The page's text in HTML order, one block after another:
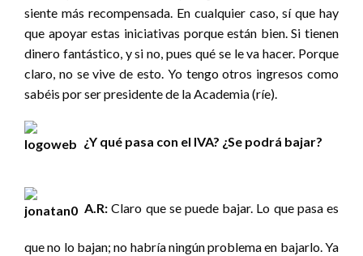
siente más recompensada. En cualquier caso, sí que hay
que apoyar estas iniciativas porque están bien. Si tienen
dinero fantástico, y si no, pues qué se le va hacer. Porque
claro, no se vive de esto. Yo tengo otros ingresos como
sabéis por ser presidente de la Academia (ríe).
¿Y qué pasa con el IVA? ¿Se podrá bajar?
A.R: Claro que se puede bajar. Lo que pasa es
que no lo bajan; no habría ningún problema en bajarlo. Ya